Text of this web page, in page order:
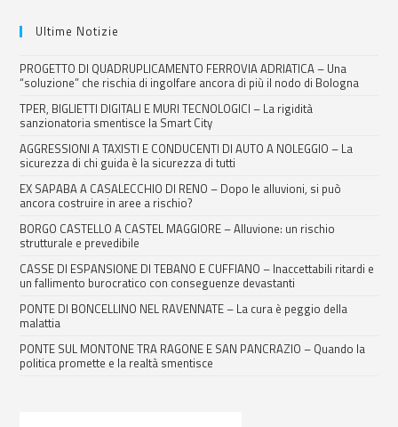
Ultime Notizie
PROGETTO DI QUADRUPLICAMENTO FERROVIA ADRIATICA – Una
“soluzione” che rischia di ingolfare ancora di più il nodo di Bologna
TPER, BIGLIETTI DIGITALI E MURI TECNOLOGICI – La rigidità
sanzionatoria smentisce la Smart City
AGGRESSIONI A TAXISTI E CONDUCENTI DI AUTO A NOLEGGIO – La
sicurezza di chi guida è la sicurezza di tutti
EX SAPABA A CASALECCHIO DI RENO – Dopo le alluvioni, si può
ancora costruire in aree a rischio?
BORGO CASTELLO A CASTEL MAGGIORE – Alluvione: un rischio
strutturale e prevedibile
CASSE DI ESPANSIONE DI TEBANO E CUFFIANO – Inaccettabili ritardi e
un fallimento burocratico con conseguenze devastanti
PONTE DI BONCELLINO NEL RAVENNATE – La cura è peggio della
malattia
PONTE SUL MONTONE TRA RAGONE E SAN PANCRAZIO – Quando la
politica promette e la realtà smentisce